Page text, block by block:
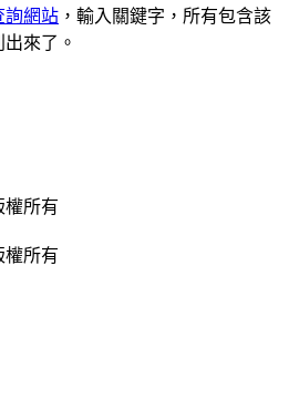
詢網站 ，輸入關鍵字，所有包含該
來了。
權所有
權所有